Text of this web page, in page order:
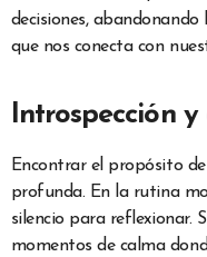
decisiones,
que nos conecta con
Introspección
Encontrar el propósito
profunda. En la rutina
silencio para reflexionar.
momentos de calma